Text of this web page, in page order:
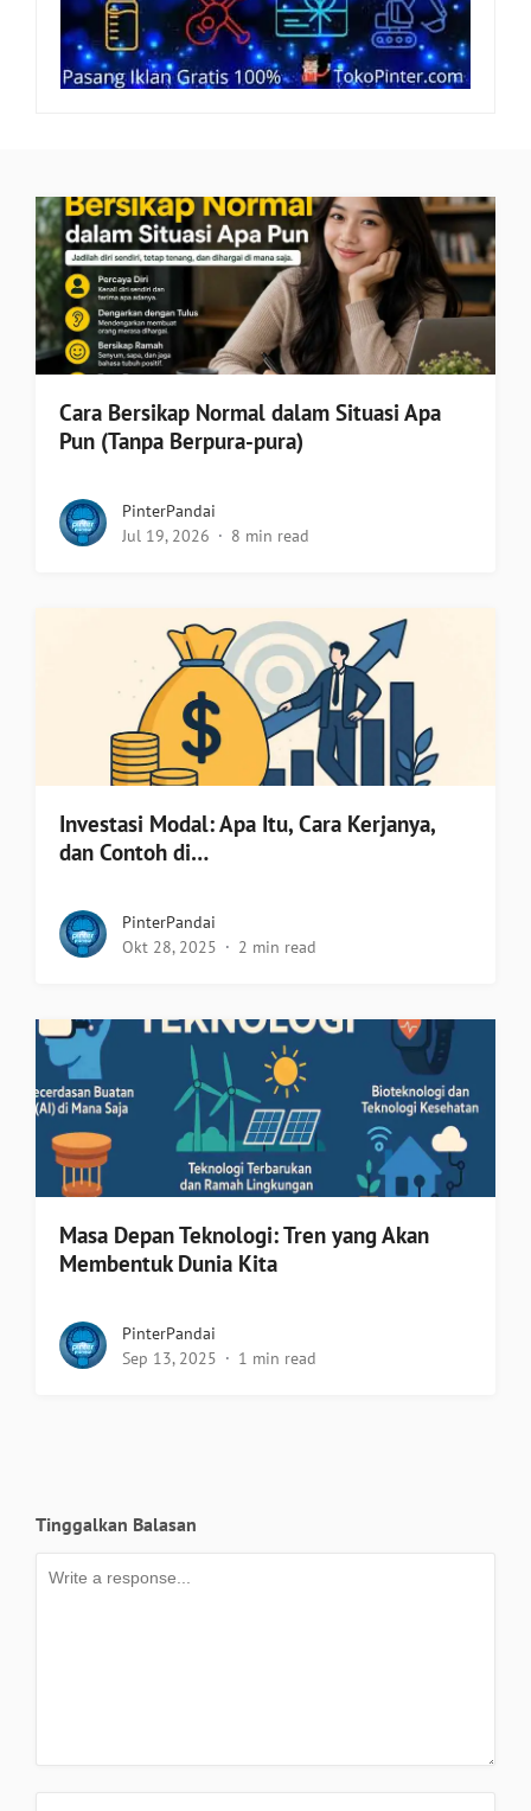
Cara Bersikap Normal dalam Situasi Apa
Pun (Tanpa Berpura-pura)
PinterPandai
Jul 19, 2026
8 min read
Investasi Modal: Apa Itu, Cara Kerjanya,
dan Contoh di…
PinterPandai
Okt 28, 2025
2 min read
Masa Depan Teknologi: Tren yang Akan
Membentuk Dunia Kita
PinterPandai
Sep 13, 2025
1 min read
Tinggalkan Balasan